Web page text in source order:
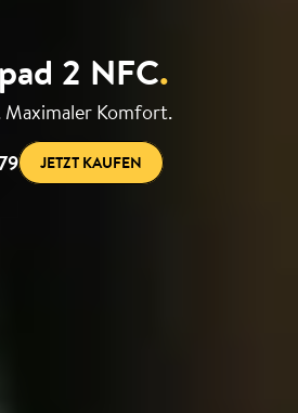
2 NFC.
Maximaler Komfort.
JETZT KAUFEN